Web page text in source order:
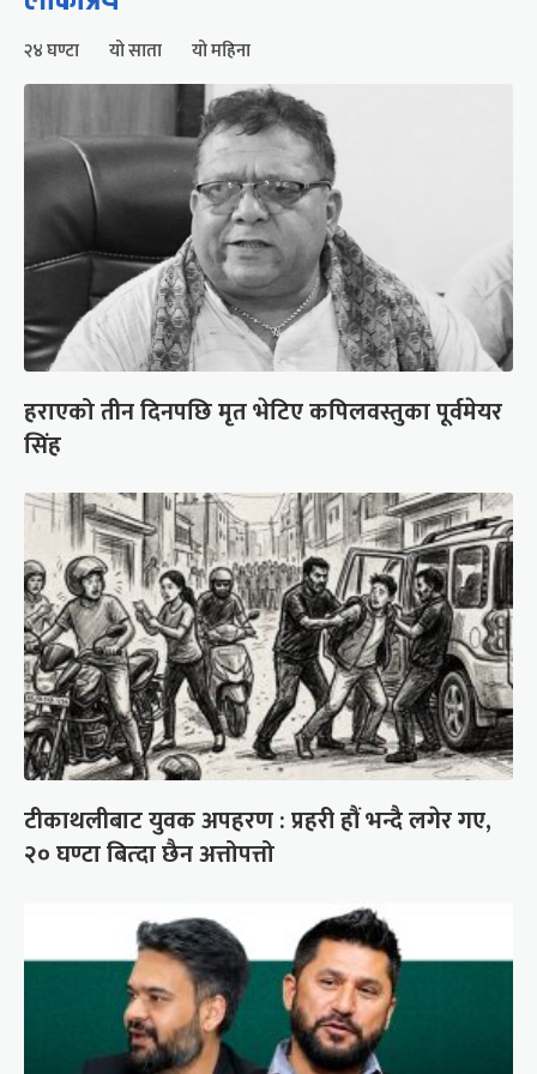
२४ घण्टा यो साता यो महिना
हराएको तीन दिनपछि मृत भेटिए कपिलवस्तुका पूर्वमेयर
सिंह
टीकाथलीबाट युवक अपहरण : प्रहरी हौं भन्दै लगेर गए,
२० घण्टा बित्दा छैन अत्तोपत्तो